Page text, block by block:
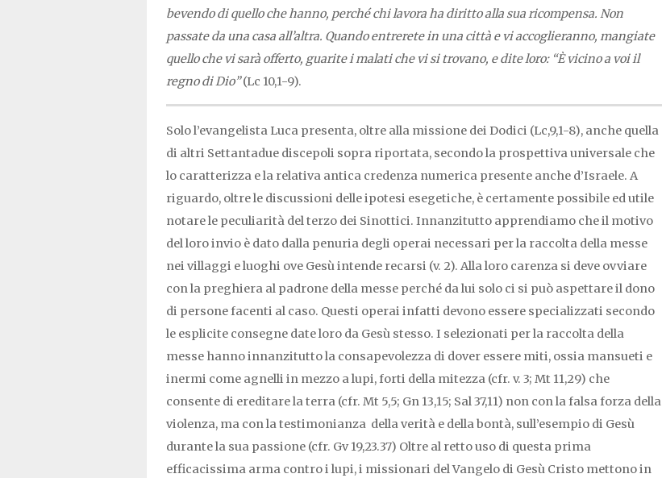
bevendo di quello che hanno, perché chi lavora ha diritto alla sua ricompensa. Non
passate da una casa all’altra. Quando entrerete in una città e vi accoglieranno, mangiate
quello che vi sarà offerto, guarite i malati che vi si trovano, e dite loro: “È vicino a voi il
regno di Dio”(Lc 10,1-9).
Solo l’evangelista Luca presenta, oltre alla missione dei Dodici (Lc,9,1-8), anche quella
di altri Settantadue discepoli sopra riportata, secondo la prospettiva universale che
lo caratterizza e la relativa antica credenza numerica presente anche d’Israele. A
riguardo, oltre le discussioni delle ipotesi esegetiche, è certamente possibile ed utile
notare le peculiarità del terzo dei Sinottici. Innanzitutto apprendiamo che il motivo
del loro invio è dato dalla penuria degli operai necessari per la raccolta della messe
nei villaggi e luoghi ove Gesù intende recarsi (v. 2). Alla loro carenza si deve ovviare
con la preghiera al padrone della messe perché da lui solo ci si può aspettare il dono
di persone facenti al caso. Questi operai infatti devono essere specializzati secondo
le esplicite consegne date loro da Gesù stesso. I selezionati per la raccolta della
messe hanno innanzitutto la consapevolezza di dover essere miti, ossia mansueti e
inermi come agnelli in mezzo a lupi, forti della mitezza (cfr. v. 3; Mt 11,29) che
consente di ereditare la terra (cfr. Mt 5,5; Gn 13,15; Sal 37,11) non con la falsa forza della
violenza, ma con la testimonianza della verità e della bontà, sull’esempio di Gesù
durante la sua passione (cfr. Gv 19,23.37) Oltre al retto uso di questa prima
efficacissima arma contro i lupi, i missionari del Vangelo di Gesù Cristo mettono in